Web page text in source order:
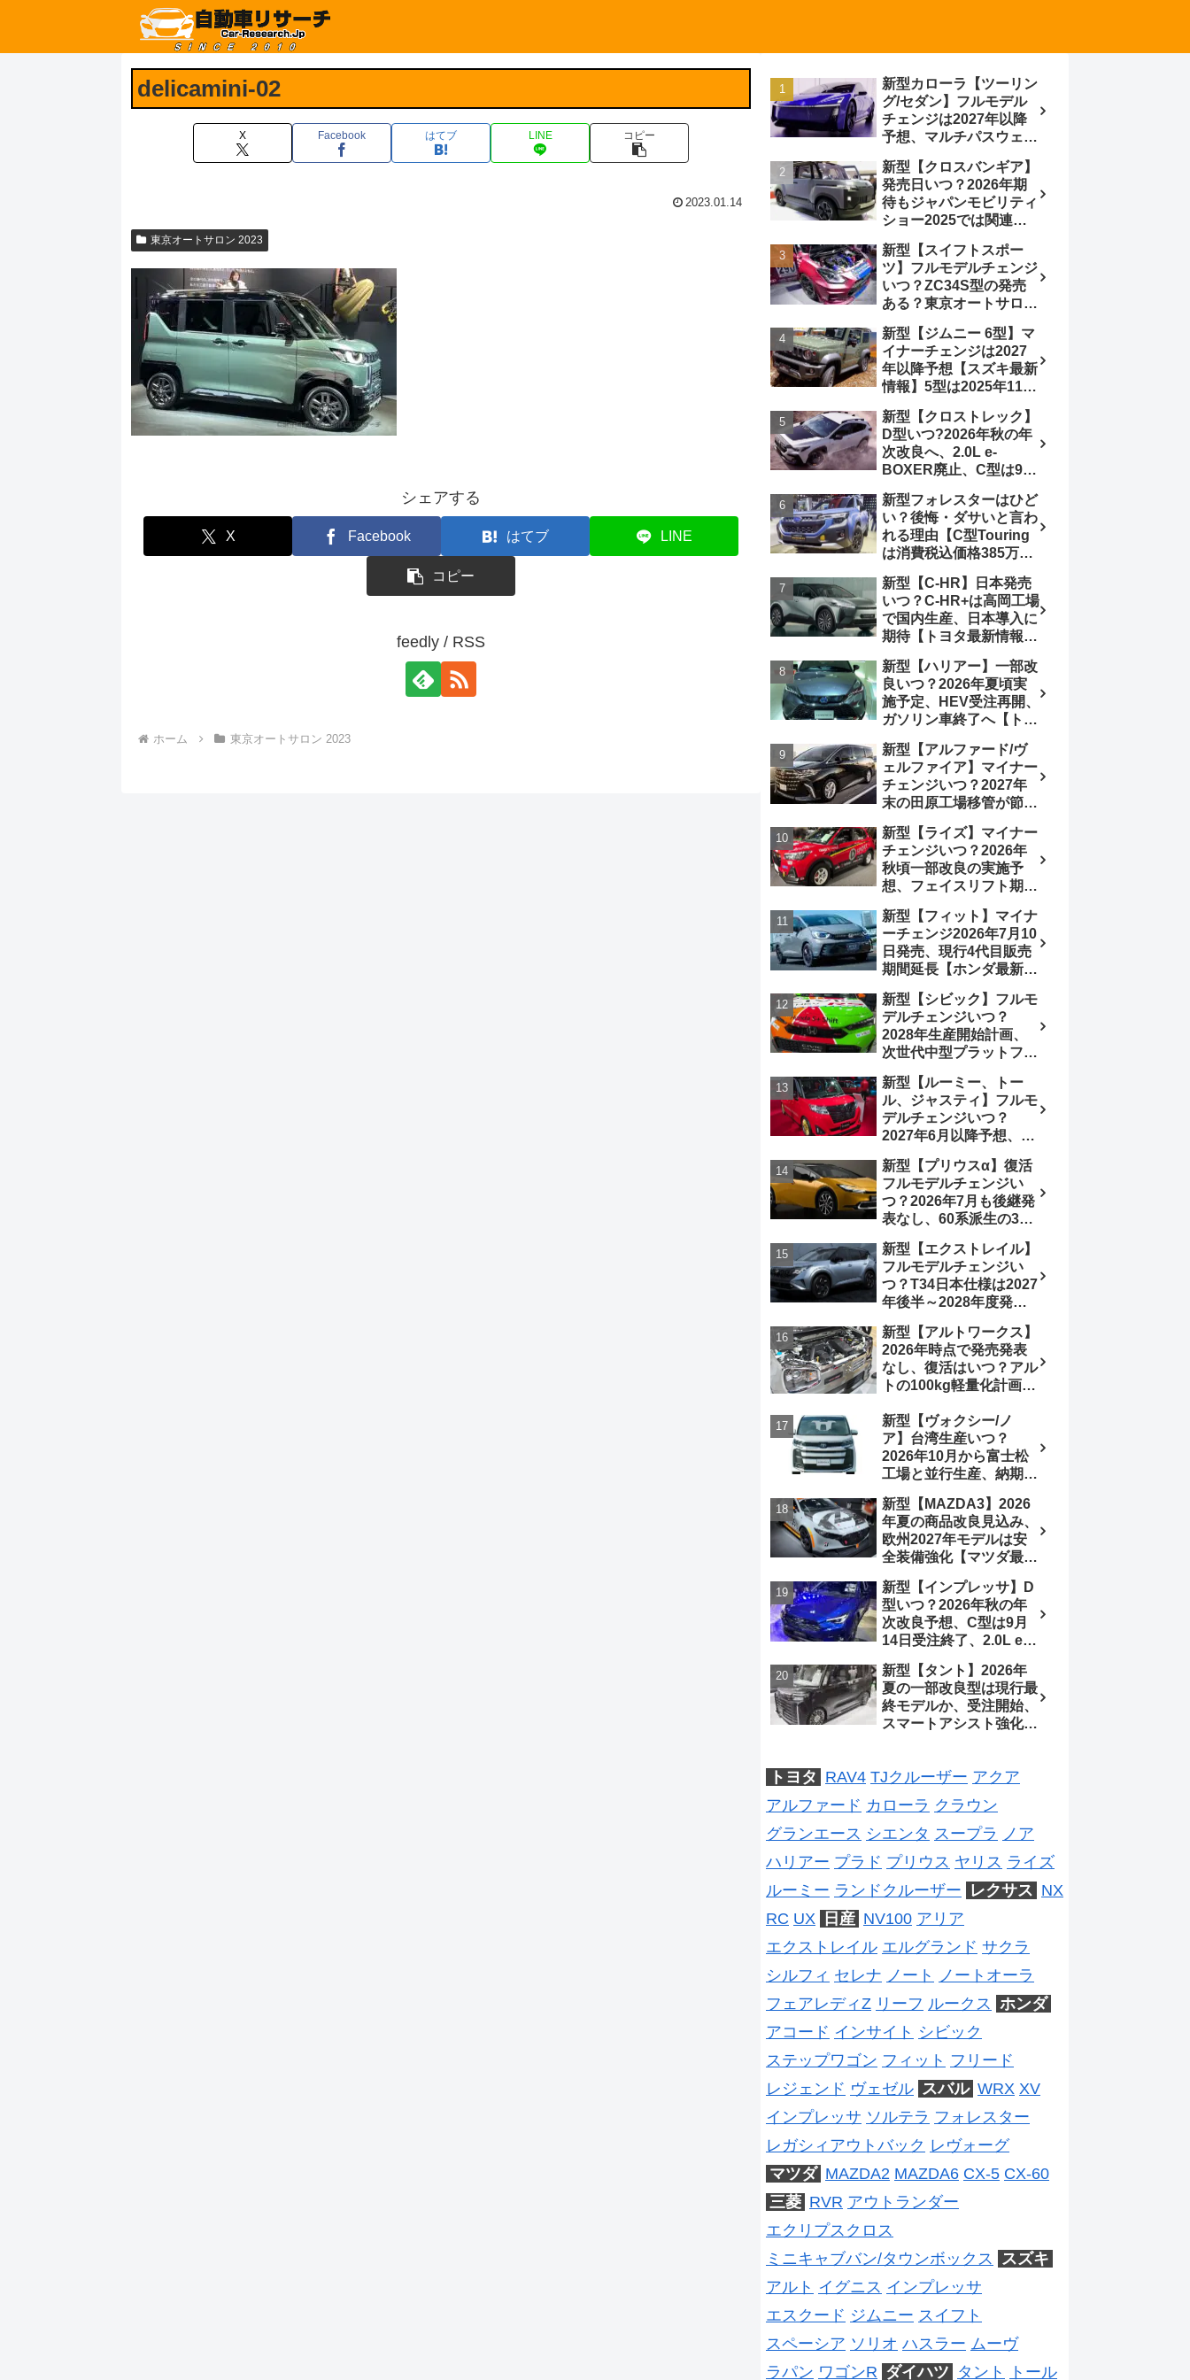
delicamini-02
X Facebook はてブ LINE コピー
2023.01.14
東京オートサロン 2023
シェアする
X Facebook はてブ LINE
コピー
feedly / RSS
ホーム 東京オートサロン 2023
新型カローラ【ツーリン
グ/セダン】フルモデル
チェンジは2027年以降
予想、マルチパスウェイ
BEVからの派生で新開発
小型エンジン搭載の
HEV/PHEV、ギガキャ
ストの採用は無しか【ト
ヨタ最新情報】60周年記
念車発売
新型【クロスバンギア】
発売日いつ？2026年期
待もジャパンモビリティ
ショー2025では関連モ
最新情報】ベース車ノ
ア/ヴォクシーの台湾生
産開始に注目、「ギア」
のほか「コア」と「ツー
ル」、デリカD:5対抗の
クロスオーバーSUVミニ
バン
新型【スイフトスポー
ツ】フルモデルチェンジ
いつ？ZC34S型の発売
ある？東京オートサロン
エロー レヴはスイスポ
コンセプトか？ハイブリ
ッド化/重量増/価格アッ
プが争点【スズキ最新情
報】特別仕様車
「ZC33S Final
Edition」終了
新型【ジムニー 6型】マ
イナーチェンジは2027
年以降予想【スズキ最新
情報】5型は2025年11月
ACC・スズキコネクト
採用
新型【クロストレック】
D型いつ?2026年秋の年
次改良へ、2.0L e-
BOXER廃止、C型は9月
ーボ採用予想【スバル最
新情報】
新型フォレスターはひど
い？後悔・ダサいと言わ
れる理由【C型Touring
は消費税込価格385万円
19.1km/L、納期4～5か
月】ナビUI・冬用タイ
ヤ・ウィルダネス日本発
売は？カーオブザイヤー
とJNCAP大賞受賞後も
残る注意点
新型【C-HR】日本発売
いつ？C-HR+は高岡工場
で国内生産、日本導入に
期待【トヨタ最新情報】
売、2代目HEV・PHEV
は日本未導入
新型【ハリアー】一部改
良いつ？2026年夏頃実
施予定、HEV受注再開、
ガソリン車終了へ【トヨ
チェンジ2027年以降予
想
新型【アルファード/ヴ
ェルファイア】マイナー
チェンジいつ？2027年
末の田原工場移管が節目
のフェイスリフト予想
【トヨタ最新情報】
2026年6月一部改良済
み、消費税込価格559万
9000円から
新型【ライズ】マイナー
チェンジいつ？2026年
秋頃一部改良の実施予
想、フェイスリフト期
2～3ヵ月に短縮【ダイハ
ツ最新情報】前回改良は
2024年11月5日、価格
180.07～244.2万円、値
上げ約8～10万円、法規
対応、ハイブリッド
4WD追加まだ、フルモ
デルチェンジはトヨタが
介入か
新型【フィット】マイナ
ーチェンジ2026年7月10
日発売、現行4代目販売
期間延長【ホンダ最新情
いつ？フルモデルチェン
ジは2029年頃まで遅れ
る予想
新型【シビック】フルモ
デルチェンジいつ？
2028年生産開始計画、
次世代中型プラットフォ
搭載予想【ホンダ最新情
報】Honda S+ Shiftは現
行e:HEV RS 消費税込
4,659,600円で先行導入
新型【ルーミー、トー
ル、ジャスティ】フルモ
デルチェンジいつ？
2027年6月以降予想、ビ
う無い？【トヨタ最新情
報】1.2Lハイブリッド追
加は次期型に期待
新型【プリウスα】復活
フルモデルチェンジい
つ？2026年7月も後継発
表なし、60系派生の3列
発売される可能性は【ト
ヨタ最新情報デザイン予
想画像】スライドドア装
備の要望も
新型【エクストレイル】
フルモデルチェンジい
つ？T34日本仕様は2027
年後半～2028年度発売
米ローグe-POWERは
2026年後半投入へ
新型【アルトワークス】
2026年時点で発売発表
なし、復活はいつ？アル
トの100kg軽量化計画は
処、5MTターボとアルト
スピリットに期待【スズ
キ最新情報】
新型【ヴォクシー/ノ
ア】台湾生産いつ？
2026年10月から富士松
工場と並行生産、納期短
2026年5月6日マイナー
チェンジ、価格 NOAH
326万1500円、VOXY
375万1000円、特別仕様
車 WxBと煌の追加に期
待、S-Zに12.3インチメ
ーター
新型【MAZDA3】2026
年夏の商品改良見込み、
欧州2027年モデルは安
全装備強化【マツダ最新
ジは2028年以降予想
新型【インプレッサ】D
型いつ？2026年秋の年
次改良予想、C型は9月
14日受注終了、2.0L e-
グハイブリッド設定無し
予想【スバル最新情報】
新型【タント】2026年
夏の一部改良型は現行最
終モデルか、受注開始、
スマートアシスト強化と
【ダイハツ最新情報】
トヨタ RAV4 TJクルーザー アクア
アルファード カローラ クラウン
グランエース シエンタ スープラ
ノア
ハリアー プラド プリウス ヤリス ライズ
ルーミー ランドクルーザー レクサス NX
RC UX 日産 NV100 アリア
エクストレイル エルグランド サクラ
シルフィ セレナ ノート
ノートオーラ
フェアレディZ リーフ ルークス ホンダ
アコード インサイト シビック
ステップワゴン フィット フリード
レジェンド ヴェゼル スバル WRX XV
インプレッサ ソルテラ フォレスター
レガシィアウトバック レヴォーグ
マツダ MAZDA2 MAZDA6 CX-5 CX-60
三菱 RVR アウトランダー
エクリプスクロス
ミニキャブバン/タウンボックス
スズキ
アルト イグニス インプレッサ
エスクード ジムニー スイフト
スペーシア ソリオ ハスラー ムーヴ
ラパン ワゴンR ダイハツ タント トール